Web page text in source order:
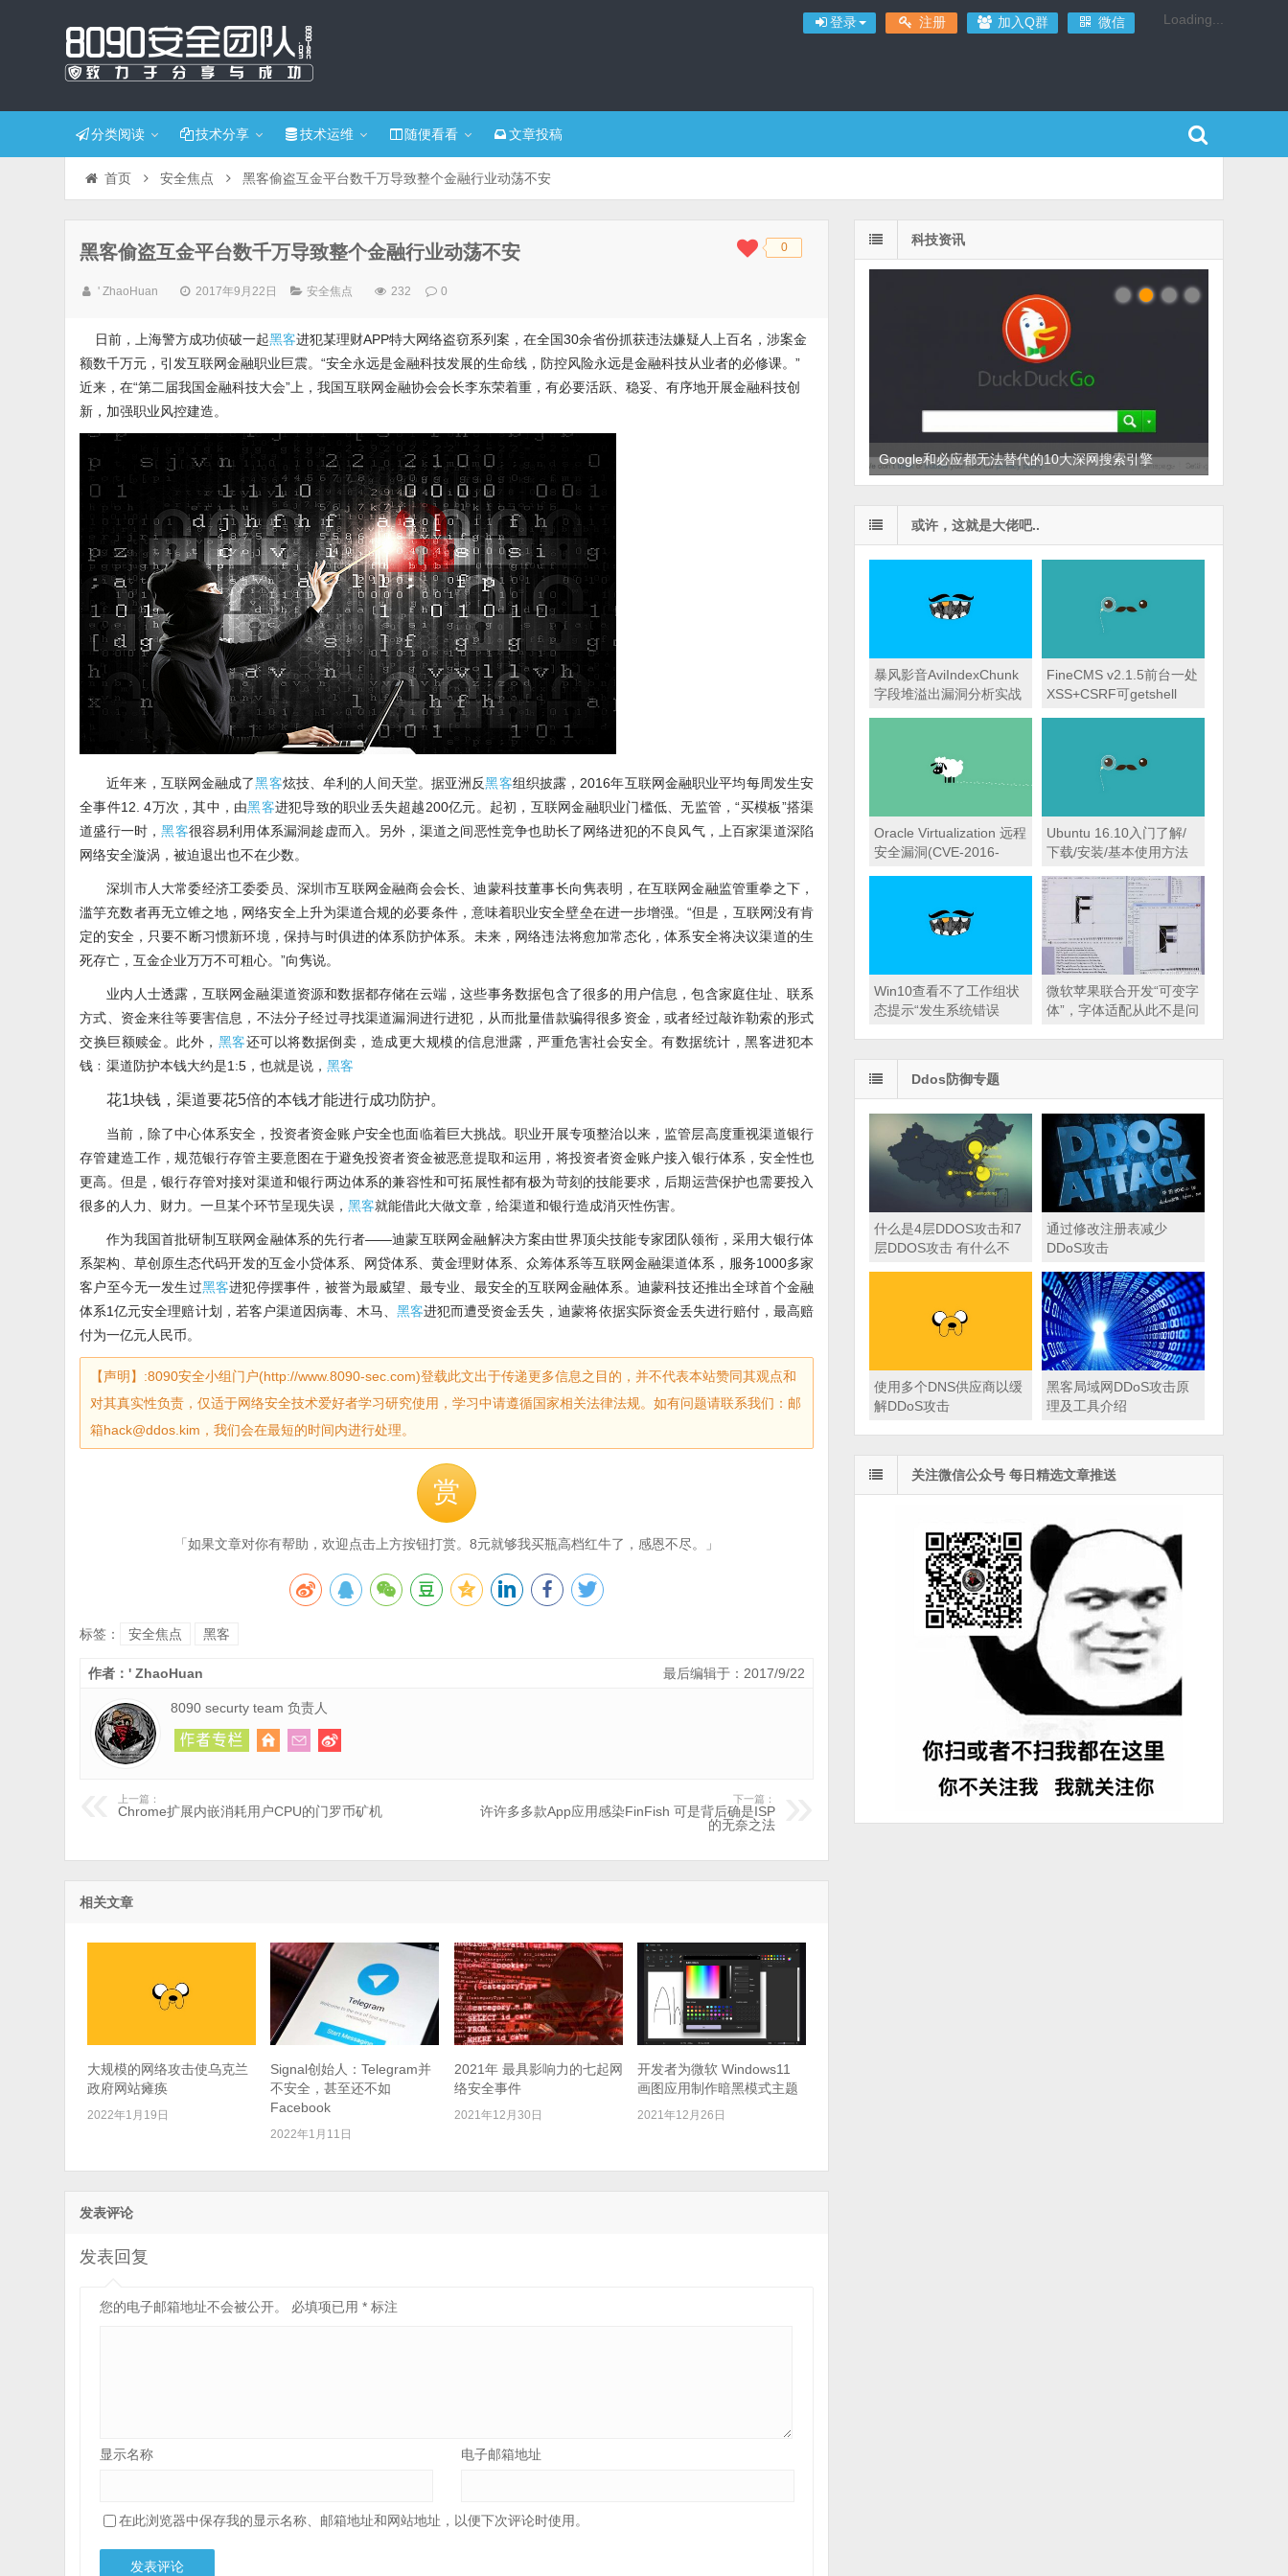
登录 注册 加入Q群 微信 Loading...
分类阅读 技术分享 技术运维 随便看看 文章投稿
首页 安全焦点 黑客偷盗互金平台数千万导致整个金融行业动荡不安
◆◆ 0
黑客偷盗互金平台数千万导致整个金融行业动荡不安
' ZhaoHuan 2017年9月22日 安全焦点 232 0
日前，上海警方成功侦破一起黑客进犯某理财APP特大网络盗窃系列案，在全国30余省份抓获违法嫌疑人上百名，涉案金
额数千万元，引发互联网金融职业巨震。“安全永远是金融科技发展的生命线，防控风险永远是金融科技从业者的必修课。”
近来，在“第二届我国金融科技大会”上，我国互联网金融协会会长李东荣着重，有必要活跃、稳妥、有序地开展金融科技创
新，加强职业风控建造。
近年来，互联网金融成了黑客炫技、牟利的人间天堂。据亚洲反黑客组织披露，2016年互联网金融职业平均每周发生安
全事件12. 4万次，其中，由黑客进犯导致的职业丢失超越200亿元。起初，互联网金融职业门槛低、无监管，“买模板”搭渠
道盛行一时，黑客很容易利用体系漏洞趁虚而入。另外，渠道之间恶性竞争也助长了网络进犯的不良风气，上百家渠道深陷
网络安全漩涡，被迫退出也不在少数。
深圳市人大常委经济工委委员、深圳市互联网金融商会会长、迪蒙科技董事长向隽表明，在互联网金融监管重拳之下，
滥竽充数者再无立锥之地，网络安全上升为渠道合规的必要条件，意味着职业安全壁垒在进一步增强。“但是，互联网没有肯
定的安全，只要不断习惯新环境，保持与时俱进的体系防护体系。未来，网络违法将愈加常态化，体系安全将决议渠道的生
死存亡，互金企业万万不可粗心。”向隽说。
业内人士透露，互联网金融渠道资源和数据都存储在云端，这些事务数据包含了很多的用户信息，包含家庭住址、联系
方式、资金来往等要害信息，不法分子经过寻找渠道漏洞进行进犯，从而批量借款骗得很多资金，或者经过敲诈勒索的形式
交换巨额赎金。此外， 黑客还可以将数据倒卖，造成更大规模的信息泄露，严重危害社会安全。有数据统计，黑客进犯本
钱﹕渠道防护本钱大约是1:5，也就是说，黑客
花1块钱，渠道要花5倍的本钱才能进行成功防护。
当前，除了中心体系安全，投资者资金账户安全也面临着巨大挑战。职业开展专项整治以来，监管层高度重视渠道银行
存管建造工作，规范银行存管主要意图在于避免投资者资金被恶意提取和运用，将投资者资金账户接入银行体系，安全性也
更高。但是，银行存管对接对渠道和银行两边体系的兼容性和可拓展性都有极为苛刻的技能要求，后期运营保护也需要投入
很多的人力、财力。一旦某个环节呈现失误，黑客就能借此大做文章，给渠道和银行造成消灭性伤害。
作为我国首批研制互联网金融体系的先行者——迪蒙互联网金融解决方案由世界顶尖技能专家团队领衔，采用大银行体
系架构、草创原生态代码开发的互金小贷体系、网贷体系、黄金理财体系、众筹体系等互联网金融渠道体系，服务1000多家
客户至今无一发生过黑客进犯停摆事件，被誉为最威望、最专业、最安全的互联网金融体系。迪蒙科技还推出全球首个金融
体系1亿元安全理赔计划，若客户渠道因病毒、木马、黑客进犯而遭受资金丢失，迪蒙将依据实际资金丢失进行赔付，最高赔
付为一亿元人民币。
【声明】:8090安全小组门户(http://www.8090-sec.com)登载此文出于传递更多信息之目的，并不代表本站赞同其观点和
对其真实性负责，仅适于网络安全技术爱好者学习研究使用，学习中请遵循国家相关法律法规。如有问题请联系我们：邮
箱hack@ddos.kim，我们会在最短的时间内进行处理。
赏
「如果文章对你有帮助，欢迎点击上方按钮打赏。8元就够我买瓶高档红牛了，感恩不尽。」
标签： 安全焦点 黑客
最后编辑于：2017/9/22
作者：' ZhaoHuan
8090 securty team 负责人
上一篇：
Chrome扩展内嵌消耗用户CPU的门罗币矿机
下一篇：
许许多多款App应用感染FinFish 可是背后确是ISP
的无奈之法
相关文章
大规模的网络攻击使乌克兰
政府网站瘫痪
2022年1月19日
Signal创始人：Telegram并
不安全，甚至还不如
Facebook
2022年1月11日
2021年 最具影响力的七起网
络安全事件
2021年12月30日
开发者为微软 Windows11
画图应用制作暗黑模式主题
2021年12月26日
发表评论
发表回复
您的电子邮箱地址不会被公开。 必填项已用* 标注
显示名称 电子邮箱地址
在此浏览器中保存我的显示名称、邮箱地址和网站地址，以便下次评论时使用。
科技资讯
Google和必应都无法替代的10大深网搜索引擎
或许，这就是大佬吧..
暴风影音AviIndexChunk
字段堆溢出漏洞分析实战
FineCMS v2.1.5前台一处
XSS+CSRF可getshell
Oracle Virtualization 远程
安全漏洞(CVE-2016-
Ubuntu 16.10入门了解/
下载/安装/基本使用方法
Win10查看不了工作组状
态提示“发生系统错误
微软苹果联合开发“可变字
体”，字体适配从此不是问
Ddos防御专题
什么是4层DDOS攻击和7
层DDOS攻击 有什么不
通过修改注册表减少
DDoS攻击
使用多个DNS供应商以缓
解DDoS攻击
黑客局域网DDoS攻击原
理及工具介绍
关注微信公众号 每日精选文章推送